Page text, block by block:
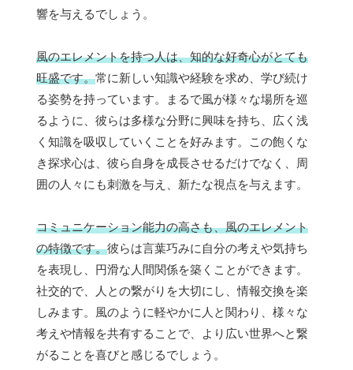
響を与えるでしょう。
風のエレメントを持つ人は、知的な好奇心がとても
旺盛です。常に新しい知識や経験を求め、学び続け
る姿勢を持っています。まるで風が様々な場所を巡
るように、彼らは多様な分野に興味を持ち、広く浅
く知識を吸収していくことを好みます。この飽くな
き探求心は、彼ら自身を成長させるだけでなく、周
囲の人々にも刺激を与え、新たな視点を与えます。
コミュニケーション能力の高さも、風のエレメント
の特徴です。彼らは言葉巧みに自分の考えや気持ち
を表現し、円滑な人間関係を築くことができます。
社交的で、人との繋がりを大切にし、情報交換を楽
しみます。風のように軽やかに人と関わり、様々な
考えや情報を共有することで、より広い世界へと繋
がることを喜びと感じるでしょう。